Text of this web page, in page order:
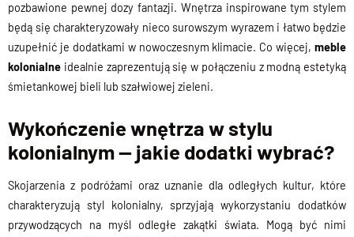
pozbawione pewnej dozy fantazji. Wnętrza inspirowane tym stylem
będą się charakteryzowały nieco surowszym wyrazem i łatwo będzie
uzupełnić je dodatkami w nowoczesnym klimacie. Co więcej, meble
kolonialne idealnie zaprezentują się w połączeniu z modną estetyką
śmietankowej bieli lub szałwiowej zieleni.
Wykończenie wnętrza w stylu
kolonialnym — jakie dodatki wybrać?
Skojarzenia z podróżami oraz uznanie dla odległych kultur, które
charakteryzują styl kolonialny, sprzyjają wykorzystaniu dodatków
przywodzących na myśl odległe zakątki świata. Mogą być nimi